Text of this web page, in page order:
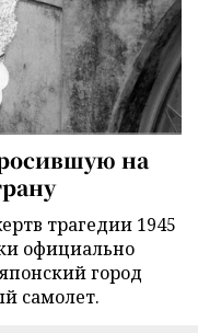
на
трагедии 1945
официально
город
самолет.